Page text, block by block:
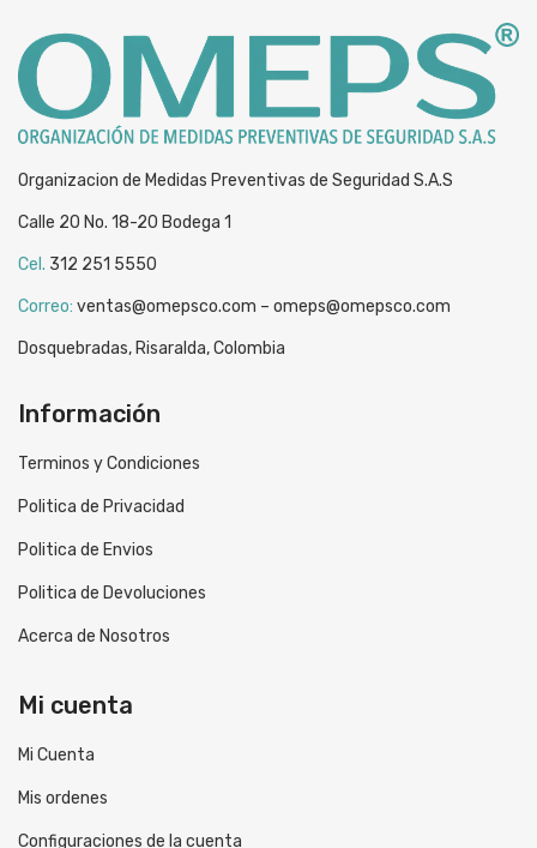
Organizacion de Medidas Preventivas de Seguridad S.A.S
Calle 20 No. 18-20 Bodega 1
Cel. 312 251 5550
Correo: ventas@omepsco.com – omeps@omepsco.com
Dosquebradas, Risaralda, Colombia
Información
Terminos y Condiciones
Politica de Privacidad
Politica de Envios
Politica de Devoluciones
Acerca de Nosotros
Mi cuenta
Mi Cuenta
Mis ordenes
Configuraciones de la cuenta